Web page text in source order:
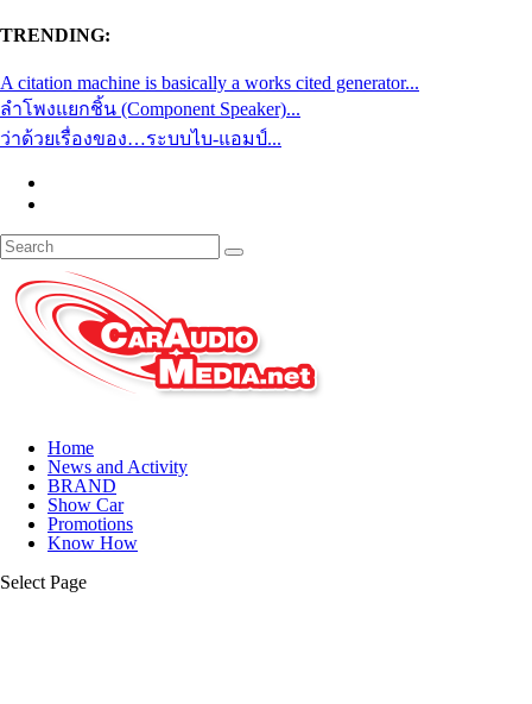
TRENDING:
A citation machine is basically a works cited generator...
ลำโพงแยกชิ้น (Component Speaker)...
ว่าด้วยเรื่องของ…ระบบไบ-แอมป์...
Home
News and Activity
BRAND
Show Car
Promotions
Know How
Select Page